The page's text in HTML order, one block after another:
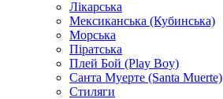
Лікарська
Мексиканська (Кубинська)
Морська
Піратська
Плей Бой (Play Boy)
Санта Муерте (Santa Muerte)
Стиляги